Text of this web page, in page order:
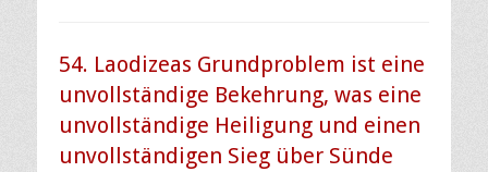
54. Laodizeas Grundproblem ist eine
unvollständige Bekehrung, was eine
unvollständige Heiligung und einen
unvollständigen Sieg über Sünde